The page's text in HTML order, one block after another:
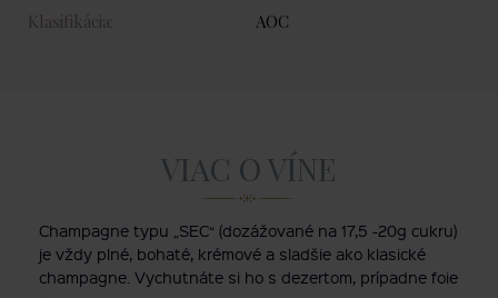
Klasifikácia:
AOC
VIAC O VÍNE
Champagne typu „SEC“ (dozážované na 17,5 -20g cukru)
je vždy plné, bohaté, krémové a sladšie ako klasické
champagne. Vychutnáte si ho s dezertom, prípadne foie